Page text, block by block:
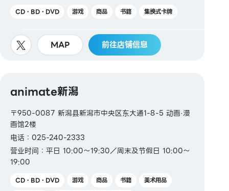
CD・BD・DVD 游戏 商品 书籍 集换式卡牌
MAP 前往店铺信息
animate新潟
〒950-0087 新潟县新潟市中央区东大通1-8-5 动画·漫
画馆2楼
电话：025-240-2333
营业时间：平日 10:00～19:30／周末及节假日 10:00～
19:00
CD・BD・DVD 游戏 商品 书籍
美术用品